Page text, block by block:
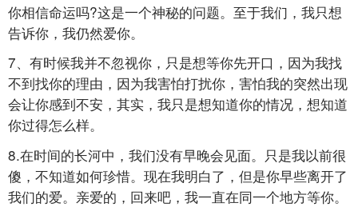
你相信命运吗?这是一个神秘的问题。至于我们，我只想
告诉你，我仍然爱你。
7、有时候我并不忽视你，只是想等你先开口，因为我找
不到找你的理由，因为我害怕打扰你，害怕我的突然出现
会让你感到不安，其实，我只是想知道你的情况，想知道
你过得怎么样。
8.在时间的长河中，我们没有早晚会见面。只是我以前很
傻，不知道如何珍惜。现在我明白了，但是你早些离开了
我们的爱。亲爱的，回来吧，我一直在同一个地方等你。